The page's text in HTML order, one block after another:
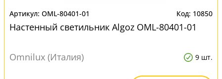
OML-80401-01 10850
Настенный светильник Algoz OML-80401-01
Omnilux (Италия) 9 шт.